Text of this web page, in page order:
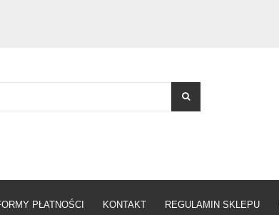
PŁATNOŚCI KONTAKT REGULAMIN SKLEPU